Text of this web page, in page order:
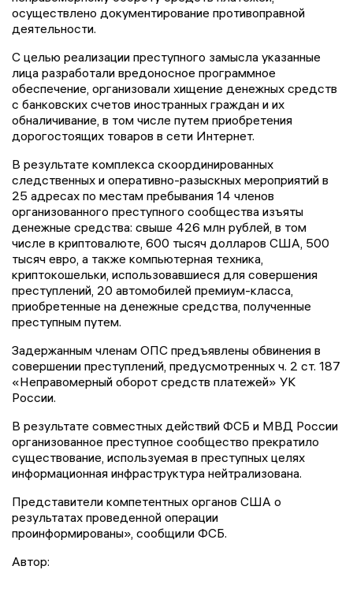
осуществлено документирование противоправной
деятельности.
С целью реализации преступного замысла указанные
лица разработали вредоносное программное
обеспечение, организовали хищение денежных средств
с банковских счетов иностранных граждан и их
обналичивание, в том числе путем приобретения
дорогостоящих товаров в сети Интернет.
В результате комплекса скоординированных
следственных и оперативно-разыскных мероприятий в
25 адресах по местам пребывания 14 членов
организованного преступного сообщества изъяты
денежные средства: свыше 426 млн рублей, в том
числе в криптовалюте, 600 тысяч долларов США, 500
тысяч евро, а также компьютерная техника,
криптокошельки, использовавшиеся для совершения
преступлений, 20 автомобилей премиум-класса,
приобретенные на денежные средства, полученные
преступным путем.
Задержанным членам ОПС предъявлены обвинения в
совершении преступлений, предусмотренных ч. 2 ст. 187
«Неправомерный оборот средств платежей» УК
России.
В результате совместных действий ФСБ и МВД России
организованное преступное сообщество прекратило
существование, используемая в преступных целях
информационная инфраструктура нейтрализована.
Представители компетентных органов США о
результатах проведенной операции
проинформированы», сообщили ФСБ.
Автор: